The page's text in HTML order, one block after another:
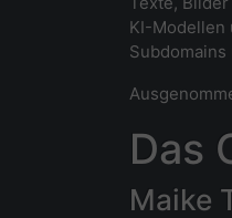
KI-Modellen
Das
Maike